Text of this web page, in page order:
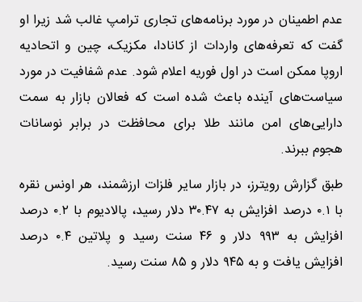
عدم اطمینان در مورد برنامه‌های تجاری ترامپ غالب شد زیرا او
گفت که تعرفه‌های واردات از کانادا، مکزیک، چین و اتحادیه
اروپا ممکن است در اول فوریه اعلام شود. عدم شفافیت در مورد
سیاست‌های آینده باعث شده است که فعالان بازار به سمت
دارایی‌های امن مانند طلا برای محافظت در برابر نوسانات
هجوم ببرند.
طبق گزارش رویترز، در بازار سایر فلزات ارزشمند، هر اونس نقره
با ۰.۱ درصد افزایش به ۳۰.۴۷ دلار رسید، پالادیوم با ۰.۲ درصد
افزایش به ۹۹۳ دلار و ۴۶ سنت رسید و پلاتین ۰.۴ درصد
افزایش یافت و به ۹۴۵ دلار و ۸۵ سنت رسید.